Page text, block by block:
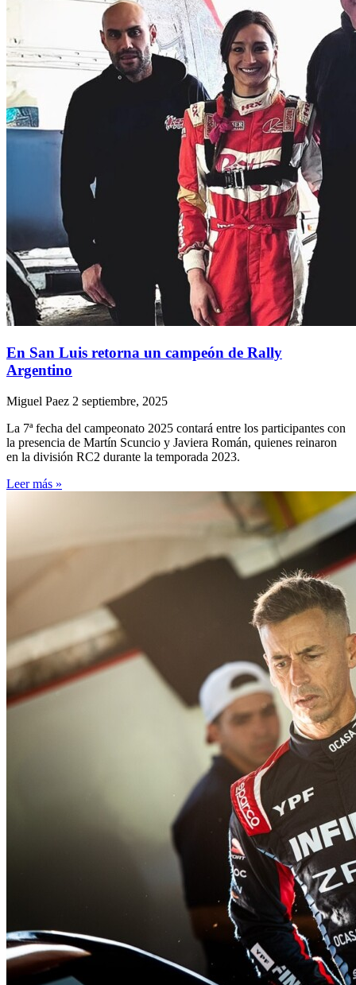
En San Luis retorna un campeón de Rally
Argentino
Miguel Paez 2 septiembre, 2025
La 7ª fecha del campeonato 2025 contará entre los participantes con
la presencia de Martín Scuncio y Javiera Román, quienes reinaron
en la división RC2 durante la temporada 2023.
Leer más »